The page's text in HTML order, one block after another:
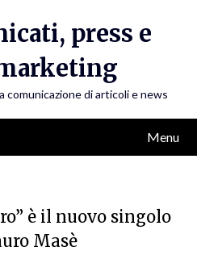
press e
comunicazione di articoli e news
Menu
è il nuovo singolo
Masè